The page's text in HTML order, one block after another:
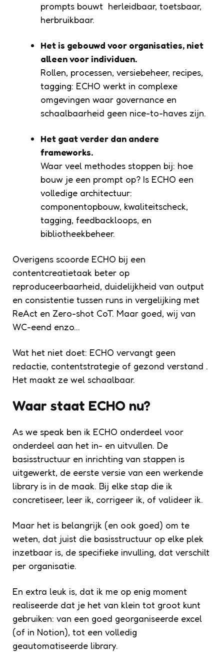
prompts bouwt herleidbaar, toetsbaar,
herbruikbaar.
Het is gebouwd voor organisaties, niet
alleen voor individuen.
Rollen, processen, versiebeheer, recipes,
tagging: ECHO werkt in complexe
omgevingen waar governance en
schaalbaarheid geen nice-to-haves zijn.
Het gaat verder dan andere
frameworks.
Waar veel methodes stoppen bij: hoe
bouw je een prompt op? Is ECHO een
volledige architectuur:
componentopbouw, kwaliteitscheck,
tagging, feedbackloops, en
bibliotheekbeheer.
Overigens scoorde ECHO bij een
contentcreatietaak beter op
reproduceerbaarheid, duidelijkheid van output
en consistentie tussen runs in vergelijking met
ReAct en Zero-shot CoT. Maar goed, wij van
WC-eend enzo…
Wat het niet doet: ECHO vervangt geen
redactie, contentstrategie of gezond verstand .
Het maakt ze wel schaalbaar.
Waar staat ECHO nu?
As we speak ben ik ECHO onderdeel voor
onderdeel aan het in- en uitvullen. De
basisstructuur en inrichting van stappen is
uitgewerkt, de eerste versie van een werkende
library is in de maak. Bij elke stap die ik
concretiseer, leer ik, corrigeer ik, of valideer ik.
Maar het is belangrijk (en ook goed) om te
weten, dat juist die basisstructuur op elke plek
inzetbaar is, de specifieke invulling, dat verschilt
per organisatie.
En extra leuk is, dat ik me op enig moment
realiseerde dat je het van klein tot groot kunt
gebruiken: van een goed georganiseerde excel
(of in Notion), tot een volledig
geautomatiseerde library.